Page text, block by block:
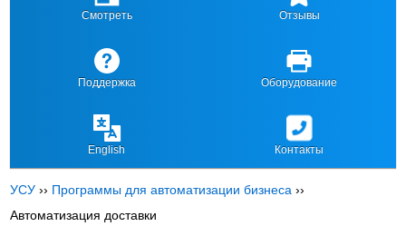
Смотреть Отзывы
Поддержка Оборудование
English Контакты
УСУ ›› Программы для автоматизации бизнеса ››
Автоматизация доставки